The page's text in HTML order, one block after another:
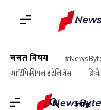
चर्चित विषय
आर्टिफिशियल इंटेलिजेंस
Hindi